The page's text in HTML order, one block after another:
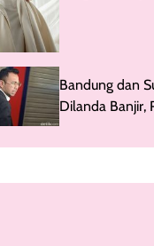
Bandung dan
Dilanda Banjir,